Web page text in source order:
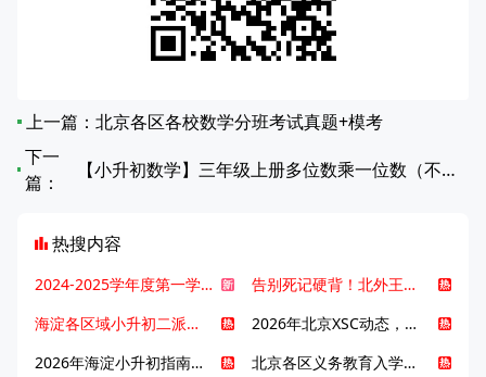
上一篇： 北京各区各校数学分班考试真题+模考
下一
篇：
【小升初数学】三年级上册多位数乘一位数（不连续进位）专项练习
热搜内容
2024-2025学年度第一学期北京各区期末考试真题试卷汇总
告别死记硬背！北外王牌精读词汇课，帮孩子突破英语词汇难关
海淀各区域小升初二派全攻略合集！区域一至五志愿填报、升学策略详解
2026年北京XSC动态，持续更新中ing...
2026年海淀小升初指南，一文了解招生政策要点
北京各区义务教育入学咨询电话汇总，25年小升初家长提前收藏